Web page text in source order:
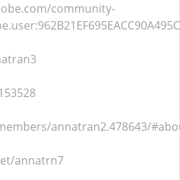
community-
annatran2.478643/
annatrn7